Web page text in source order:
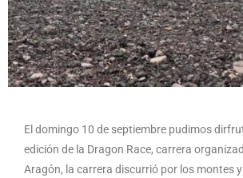
El domingo 10 de septiembre pudimos
edición de la Dragon Race, carrera
Aragón, la carrera discurrió por los montes